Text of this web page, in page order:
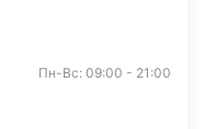
Пн-Вс: 09:00 - 21:00